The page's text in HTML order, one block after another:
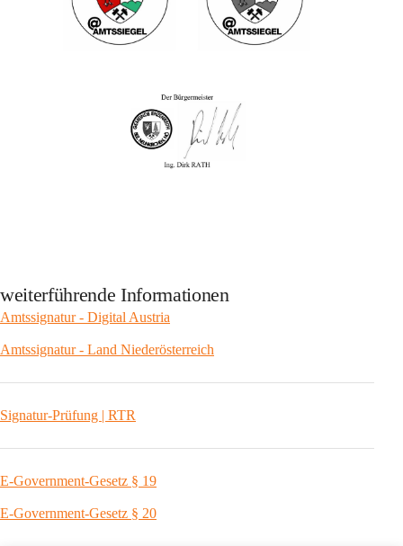
weiterführende Informationen
Amtssignatur - Digital Austria
Amtssignatur - Land Niederösterreich
Signatur-Prüfung | RTR
E-Government-Gesetz § 19
E-Government-Gesetz § 20